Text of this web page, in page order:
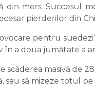
din mers. Succesul
pierderilor din
pentru
a doua jumătate a
scăderea masivă de
sau să mizeze totul